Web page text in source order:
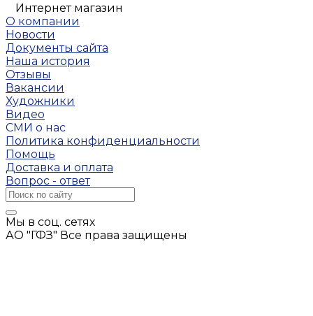
Интернет магазин
О компании
Новости
Документы сайта
Наша история
Отзывы
Вакансии
Художники
Видео
СМИ о нас
Политика конфиденциальности
Помощь
Доставка и оплата
Вопрос - ответ
Мы в соц. сетях
АО "ГФЗ" Все права защищены